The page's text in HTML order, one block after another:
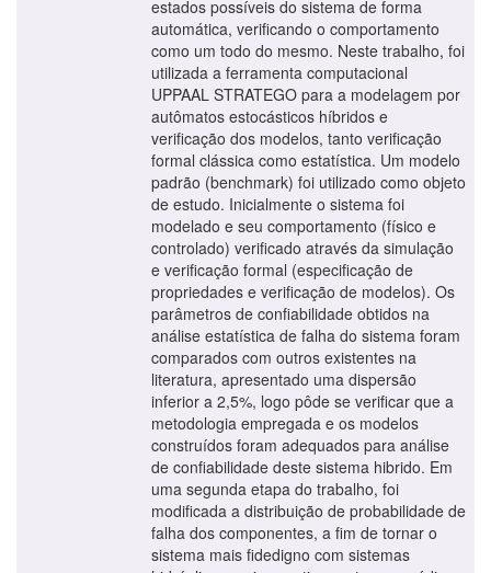
estados possíveis do sistema de forma
automática, verificando o comportamento
como um todo do mesmo. Neste trabalho, foi
utilizada a ferramenta computacional
UPPAAL STRATEGO para a modelagem por
autômatos estocásticos híbridos e
verificação dos modelos, tanto verificação
formal clássica como estatística. Um modelo
padrão (benchmark) foi utilizado como objeto
de estudo. Inicialmente o sistema foi
modelado e seu comportamento (físico e
controlado) verificado através da simulação
e verificação formal (especificação de
propriedades e verificação de modelos). Os
parâmetros de confiabilidade obtidos na
análise estatística de falha do sistema foram
comparados com outros existentes na
literatura, apresentado uma dispersão
inferior a 2,5%, logo pôde se verificar que a
metodologia empregada e os modelos
construídos foram adequados para análise
de confiabilidade deste sistema hibrido. Em
uma segunda etapa do trabalho, foi
modificada a distribuição de probabilidade de
falha dos componentes, a fim de tornar o
sistema mais fidedigno com sistemas